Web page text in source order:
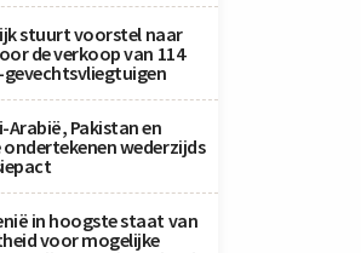
stuurt voorstel naar
de verkoop van 114
gevechtsvliegtuigen
Arabië, Pakistan en
ondertekenen wederzijds
in hoogste staat van
voor mogelijke